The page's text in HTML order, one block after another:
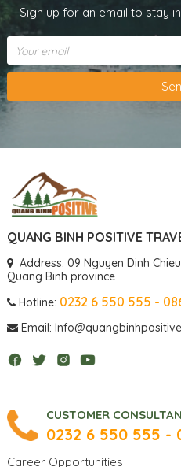
Sign up for an email to stay
QUANG BINH POSITIVE
Address: 09 Nguyen Dinh
Quang Binh province
Hotline: 0232 6 550 555 -
Email:
CUSTOMER
0232 6 550 555 -
Career Opportunities